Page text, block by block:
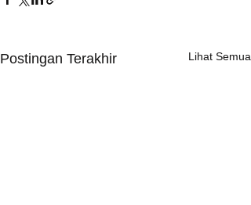
Postingan Terakhir Lihat Semua